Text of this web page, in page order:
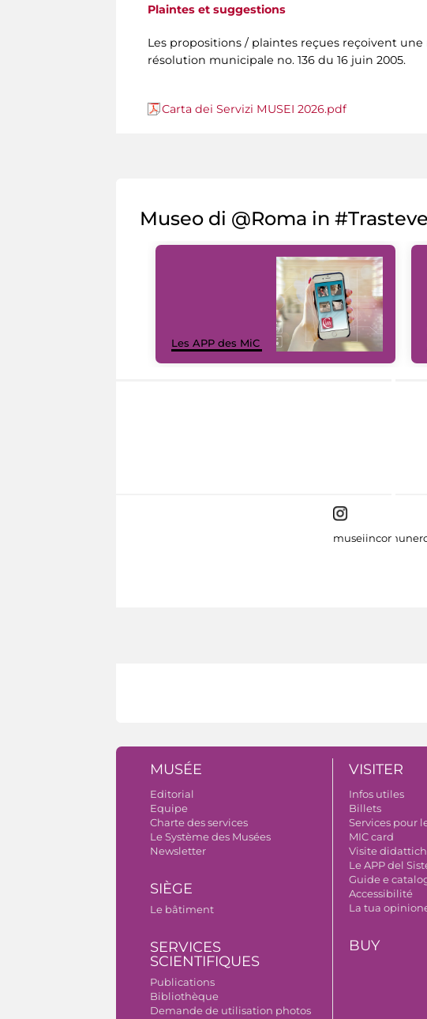
Plaintes et suggestions
Les propositions / plaintes reçues reçoivent
résolution municipale no. 136 du 16 juin 2005.
Carta dei Servizi MUSEI 2026.pdf
Museo di @Roma in
Les APP des MiC
MUSÉE
Editorial
Equipe
Charte des services
Le Système des Musées
Newsletter
SIÈGE
Le bâtiment
SERVICES
SCIENTIFIQUES
Publications
Bibliothèque
Demande de utilisation photos
VISITER
Infos utiles
Billets
Services pour
MIC card
Visite
Le APP del
Guide e
Accessibilité
La tua
BUY